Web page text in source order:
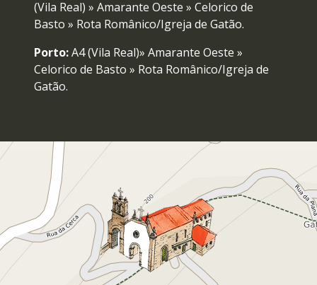
(Vila Real) » Amarante Oeste » Celorico de
Basto » Rota Românico/Igreja de Gatão.
Porto:A4 (Vila Real)» Amarante Oeste »
Celorico de Basto » Rota Românico/Igreja de
Gatão.
Amarante Oeste » Celorico de Basto » Rota
Românico/Igreja de Gatão.
Amarante:
N15 Felgueiras » Rota
Românico/Igreja de Gatão.